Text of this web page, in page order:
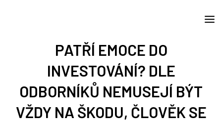
PATŘÍ EMOCE DO
INVESTOVÁNÍ? DLE
ODBORNÍKŮ NEMUSEJÍ BÝT
VŽDY NA ŠKODU, ČLOVĚK SE